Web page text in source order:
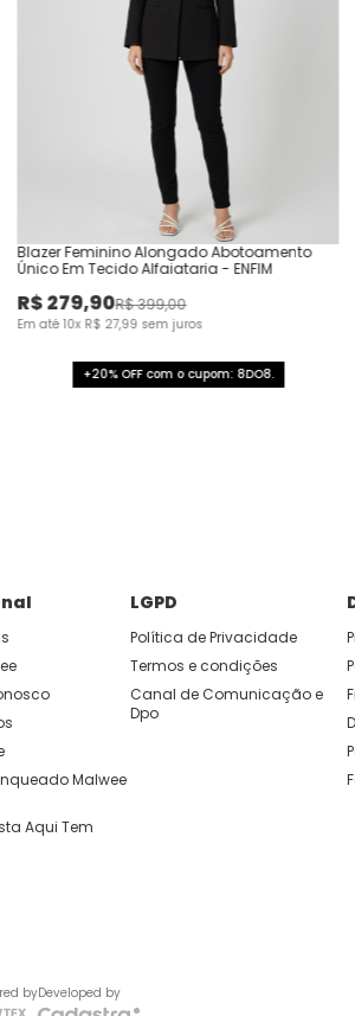
Blazer Feminino Alongado Abotoamento
Único Em Tecido Alfaiataria - ENFIM
R$279,90R$399,00
Em até10x R$ 27,99 sem juros
+20% OFF com o cupom: 8DO8.
Malwee
Aqui Tem
LGPD
Política de Privacidade
Termos e condições
Canal de Comunicação e
Dpo
byDeveloped by